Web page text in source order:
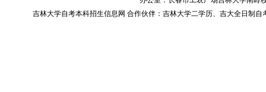
吉林大学自考本科招生信息网 合作伙伴： 吉林大学二学历、 吉大全日制自